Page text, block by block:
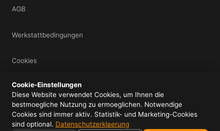
AGB
Werkstattbedingungen
Cookies
Mein Konto
© 2026 IDS UG (haftungsbeschraenkt) - Alle Rechte vorbehalten.
Cookie-Einstellungen
Diese Website verwendet Cookies, um Ihnen die
bestmoegliche Nutzung zu ermoeglichen. Notwendige
Cookies sind immer aktiv. Statistik- und Marketing-Cookies
sind optional. Datenschutzerklaerung